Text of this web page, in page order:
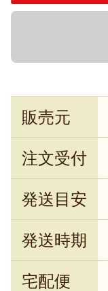
販売元
注文受付
発送目安
発送時期
宅配便